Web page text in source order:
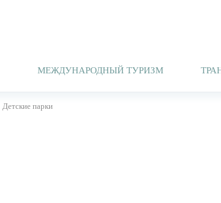
МЕЖДУНАРОДНЫЙ ТУРИЗМ
Детские парки